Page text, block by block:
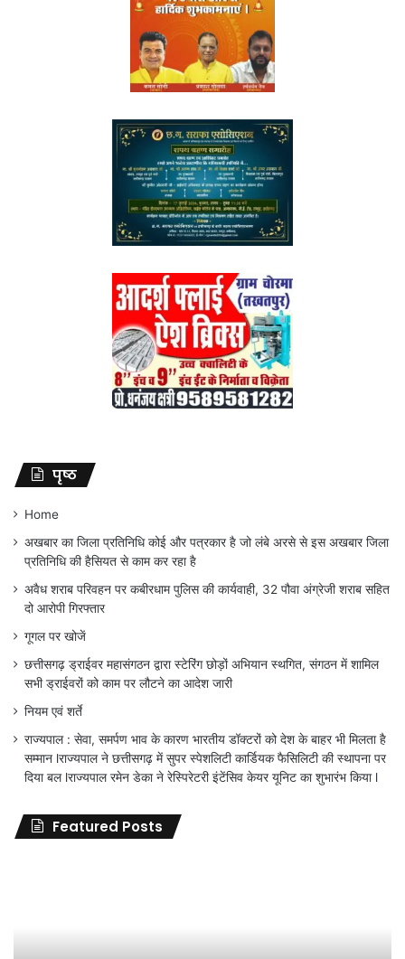
पृष्ठ
Home
अखबार का जिला प्रतिनिधि कोई और पत्रकार है जो लंबे अरसे से इस अखबार जिला
प्रतिनिधि की हैसियत से काम कर रहा है
अवैध शराब परिवहन पर कबीरधाम पुलिस की कार्यवाही, 32 पौवा अंग्रेजी शराब सहित
दो आरोपी गिरफ्तार
गूगल पर खोजें
छत्तीसगढ़ ड्राईवर महासंगठन द्वारा स्टेरिंग छोड़ों अभियान स्थगित, संगठन में शामिल
सभी ड्राईवरों को काम पर लौटने का आदेश जारी
नियम एवं शर्ते
राज्यपाल : सेवा, समर्पण भाव के कारण भारतीय डॉक्टरों को देश के बाहर भी मिलता है
सम्मान lराज्यपाल ने छत्तीसगढ़ में सुपर स्पेशलिटी कार्डियक फैसिलिटी की स्थापना पर
दिया बल lराज्यपाल रमेन डेका ने रेस्पिरेटरी इंटेंसिव केयर यूनिट का शुभारंभ किया l
Featured Posts